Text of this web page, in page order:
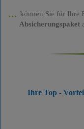
können Sie für Ihre
Absicherungspaket
Ihre Top -